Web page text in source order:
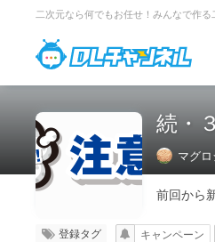
二次元なら何でもお任せ！みんなで作る
DL
続・
マグ
前回から
登録タグ キャンペーン